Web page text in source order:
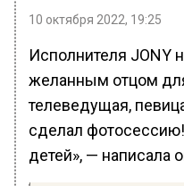
10 октября 2022, 19:25
Исполнителя JONY
желанным отцом
телеведущая,
сделал фотосессию!
детей», — написала